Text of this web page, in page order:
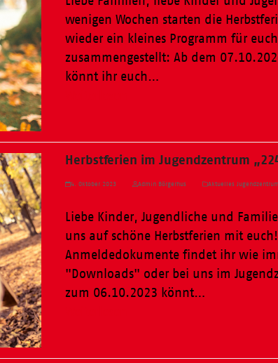
wenigen Wochen starten die
wieder ein kleines Programm für euch
zusammengestellt: Ab dem
könnt ihr euch…
Herbstferien im Jugendzentrum
4. Oktober 2023 Admin Börgerhus Aktuelles
Liebe Kinder, Jugendliche und
uns auf schöne Herbstferien mit
Anmeldedokumente findet ihr wie
"Downloads" oder bei uns im
zum 06.10.2023 könnt…